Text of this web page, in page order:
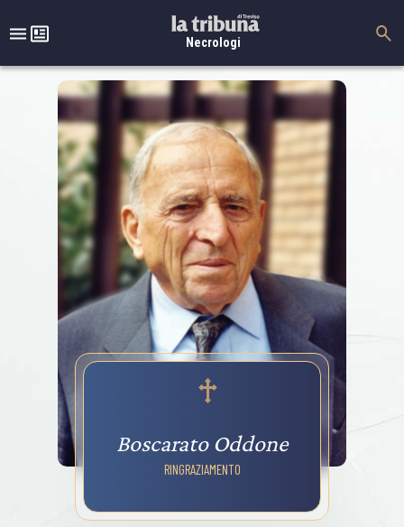
Necrologi
Boscarato Oddone
RINGRAZIAMENTO